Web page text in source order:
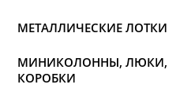
МЕТАЛЛИЧЕСКИЕ ЛОТКИ
МИНИКОЛОННЫ, ЛЮКИ,
КОРОБКИ